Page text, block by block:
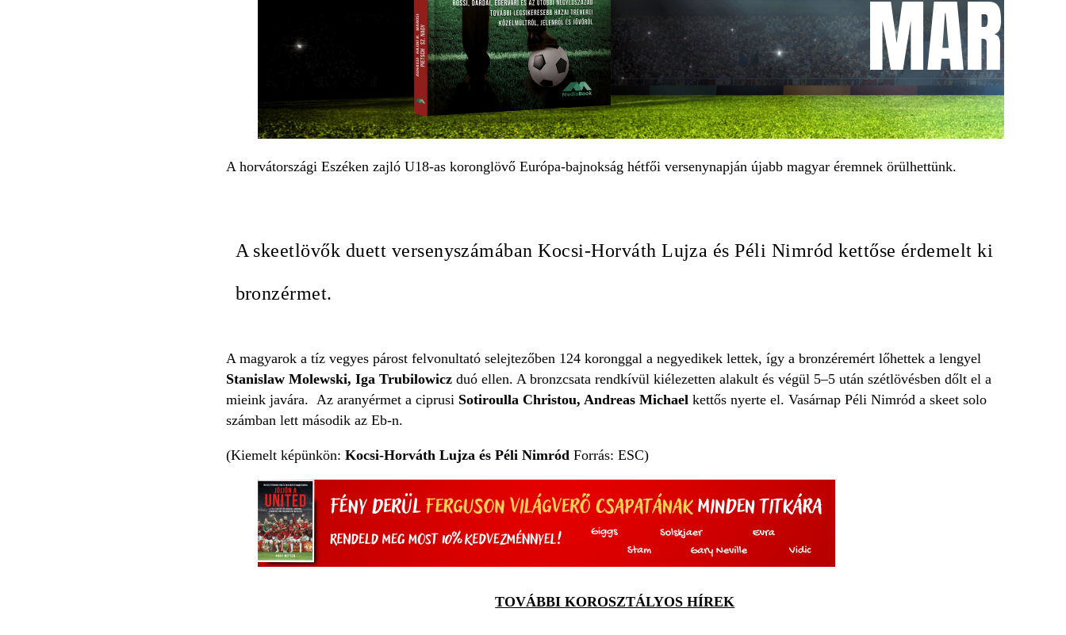
A horvátországi Eszéken zajló U18-as koronglövő Európa-bajnokság hétfői versenynapján újabb magyar éremnek örülhettünk.
A skeetlövők duett versenyszámában Kocsi-Horváth Lujza és Péli Nimród kettőse érdemelt ki
bronzérmet.
A magyarok a tíz vegyes párost felvonultató selejtezőben 124 koronggal a negyedikek lettek, így a bronzéremért lőhettek a lengyel
Stanislaw Molewski, Iga Trubilowiczduó ellen. A bronzcsata rendkívül kiélezetten alakult és végül 5–5 után szétlövésben dőlt el a
mieink javára. Az aranyérmet a ciprusi Sotiroulla Christou, Andreas Michael kettős nyerte el. Vasárnap Péli Nimród a skeet solo
számban lett második az Eb-n.
(Kiemelt képünkön: Kocsi-Horváth Lujza és Péli Nimród Forrás: ESC)
TOVÁBBI KOROSZTÁLYOS HÍREK